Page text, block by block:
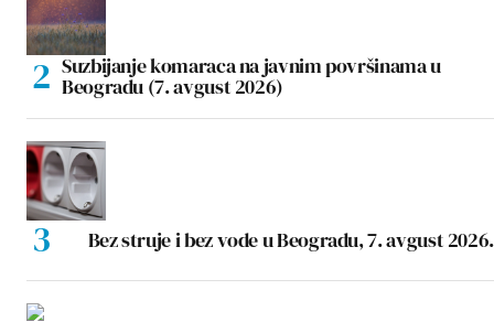
Suzbijanje komaraca na javnim površinama u
Beogradu (7. avgust 2026)
Bez struje i bez vode u Beogradu, 7. avgust 2026.